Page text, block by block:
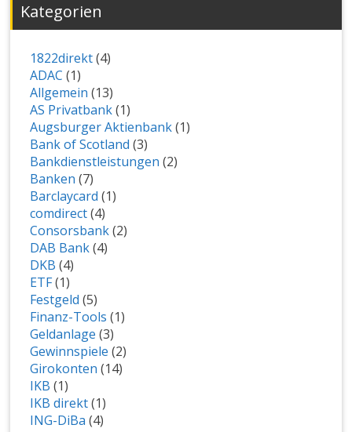
Kategorien
1822direkt(4)
ADAC (1)
Allgemein (13)
AS Privatbank(1)
Augsburger Aktienbank(1)
Bank of Scotland (3)
Bankdienstleistungen (2)
Banken (7)
Barclaycard (1)
comdirect(4)
Consorsbank(2)
DAB Bank(4)
DKB (4)
ETF(1)
Festgeld (5)
Finanz-Tools (1)
Geldanlage (3)
Gewinnspiele (2)
Girokonten (14)
IKB (1)
IKB direkt(1)
ING-DiBa (4)